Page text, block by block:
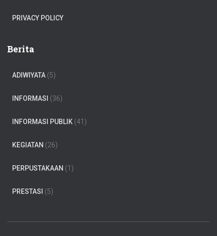
PRIVACY POLICY
Berita
ADIWIYATA (5)
INFORMASI (36)
INFORMASI PUBLIK (41)
KEGIATAN (26)
PERPUSTAKAAN (1)
PRESTASI (5)